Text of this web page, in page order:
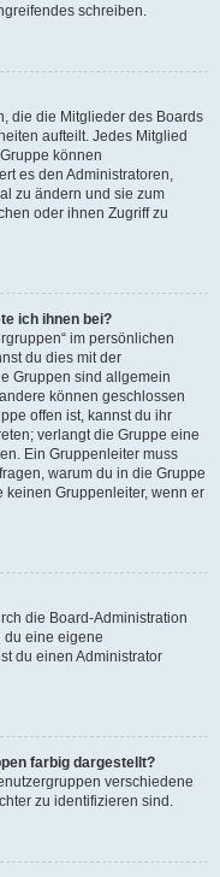
schreiben.
die die Mitglieder des Boards
aufteilt. Jedes Mitglied
können
es den Administratoren,
zu ändern und sie zum
oder ihnen Zugriff zu
ich ihnen bei?
im persönlichen
du dies mit der
Gruppen sind allgemein
können geschlossen
offen ist, kannst du ihr
verlangt die Gruppe eine
Ein Gruppenleiter muss
warum du in die Gruppe
keinen Gruppenleiter, wenn er
die Board-Administration
du eine eigene
du einen Administrator
farbig dargestellt?
verschiedene
zu identifizieren sind.